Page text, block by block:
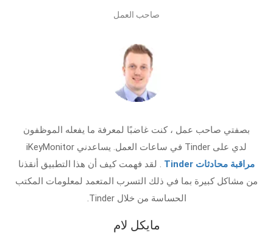
صاحب العمل
بصفتي صاحب عمل ، كنت غاضبًا لمعرفة ما يفعله الموظفون
لدي على Tinder في ساعات العمل. يساعدني iKeyMonitor
مراقبة محادثات Tinder
. لقد فهمت كيف أن هذا التطبيق أنقذنا
من مشاكل كبيرة بما في ذلك التسرب المتعمد لمعلومات المكتب
الحساسة من خلال Tinder.
مايكل لام